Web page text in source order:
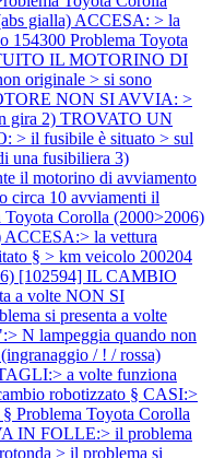
gialla) ACCESA: > la
154300 Problema Toyota
IL MOTORINO DI
originale > si sono
NON SI AVVIA: >
gira 2) TROVATO UN
> il fusibile è situato > sul
una fusibiliera 3)
il motorino di avviamento
circa 10 avviamenti il
Toyota Corolla (2000>2006)
la vettura
§ > km veicolo 200204
[102594] IL CAMBIO
a volte NON SI
si presenta a volte
lampeggia quando non
/ ! / rossa)
a volte funziona
robotizzato § CASI:>
Problema Toyota Corolla
IN FOLLE:> il problema
> il problema si